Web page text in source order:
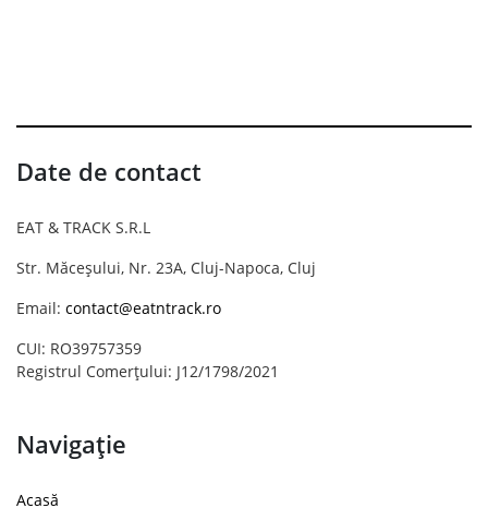
Date de contact
EAT & TRACK S.R.L
Str. Măceșului, Nr. 23A, Cluj-Napoca, Cluj
Email: contact@eatntrack.ro
CUI: RO39757359
Registrul Comerțului: J12/1798/2021
Navigație
Acasă